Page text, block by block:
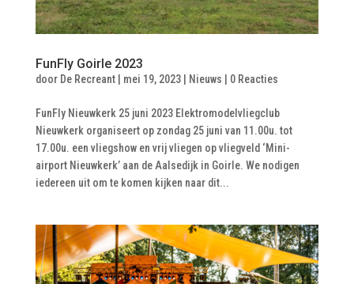
FunFly Goirle 2023
door De Recreant| mei 19, 2023| Nieuws 0 Reacties
FunFly Nieuwkerk 25 juni 2023 Elektromodelvliegclub
Nieuwkerk organiseert op zondag 25 juni van 11.00u. tot
17.00u. een vliegshow en vrij vliegen op vliegveld ‘Mini-
airport Nieuwkerk’ aan de Aalsedijk in Goirle. We nodigen
iedereen uit om te komen kijken naar dit...